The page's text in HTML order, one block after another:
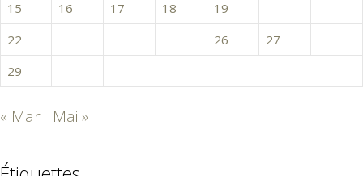
15
16 17 18 19
22
26 27
29
« Mar Mai »